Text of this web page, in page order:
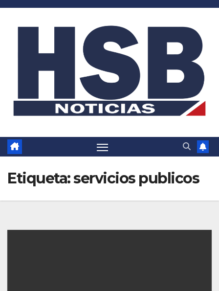
Saltar
Etiqueta:servicios publicos